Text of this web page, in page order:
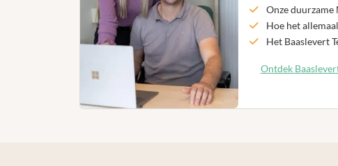
Onze duurzame
Hoe het
Het Baaslevert
Ontdek